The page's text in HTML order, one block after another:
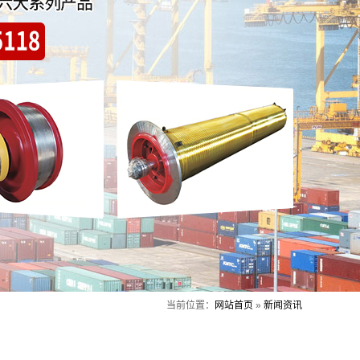
当前位置： 网站首页 » 新闻资讯